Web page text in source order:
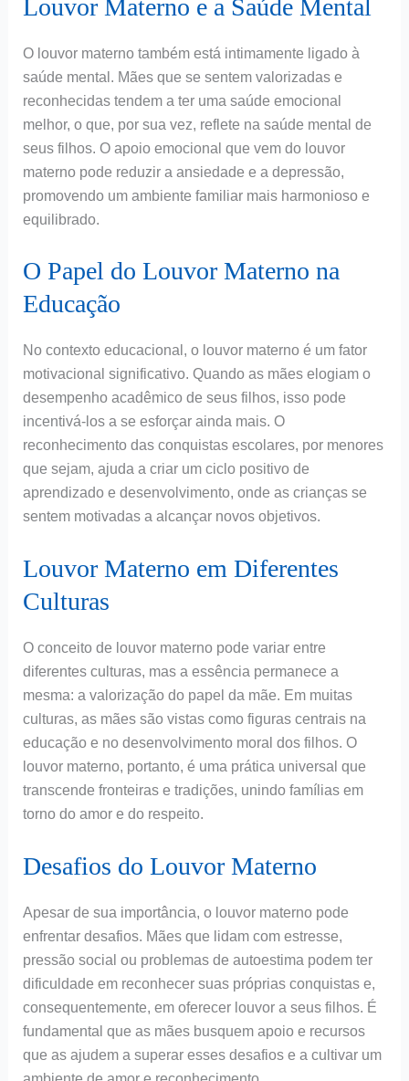
Louvor Materno e a Saúde Mental
O louvor materno também está intimamente ligado à
saúde mental. Mães que se sentem valorizadas e
reconhecidas tendem a ter uma saúde emocional
melhor, o que, por sua vez, reflete na saúde mental de
seus filhos. O apoio emocional que vem do louvor
materno pode reduzir a ansiedade e a depressão,
promovendo um ambiente familiar mais harmonioso e
equilibrado.
O Papel do Louvor Materno na
Educação
No contexto educacional, o louvor materno é um fator
motivacional significativo. Quando as mães elogiam o
desempenho acadêmico de seus filhos, isso pode
incentivá-los a se esforçar ainda mais. O
reconhecimento das conquistas escolares, por menores
que sejam, ajuda a criar um ciclo positivo de
aprendizado e desenvolvimento, onde as crianças se
sentem motivadas a alcançar novos objetivos.
Louvor Materno em Diferentes
Culturas
O conceito de louvor materno pode variar entre
diferentes culturas, mas a essência permanece a
mesma: a valorização do papel da mãe. Em muitas
culturas, as mães são vistas como figuras centrais na
educação e no desenvolvimento moral dos filhos. O
louvor materno, portanto, é uma prática universal que
transcende fronteiras e tradições, unindo famílias em
torno do amor e do respeito.
Desafios do Louvor Materno
Apesar de sua importância, o louvor materno pode
enfrentar desafios. Mães que lidam com estresse,
pressão social ou problemas de autoestima podem ter
dificuldade em reconhecer suas próprias conquistas e,
consequentemente, em oferecer louvor a seus filhos. É
fundamental que as mães busquem apoio e recursos
que as ajudem a superar esses desafios e a cultivar um